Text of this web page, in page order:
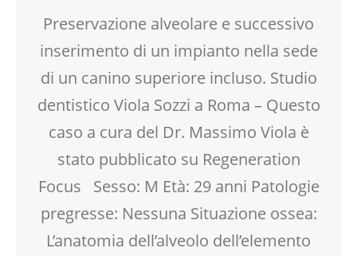
Preservazione alveolare e successivo
inserimento di un impianto nella sede
di un canino superiore incluso. Studio
dentistico Viola Sozzi a Roma – Questo
caso a cura del Dr. Massimo Viola è
stato pubblicato su Regeneration
Focus Sesso: M Età: 29 anni Patologie
pregresse: Nessuna Situazione ossea:
L’anatomia dell’alveolo dell’elemento